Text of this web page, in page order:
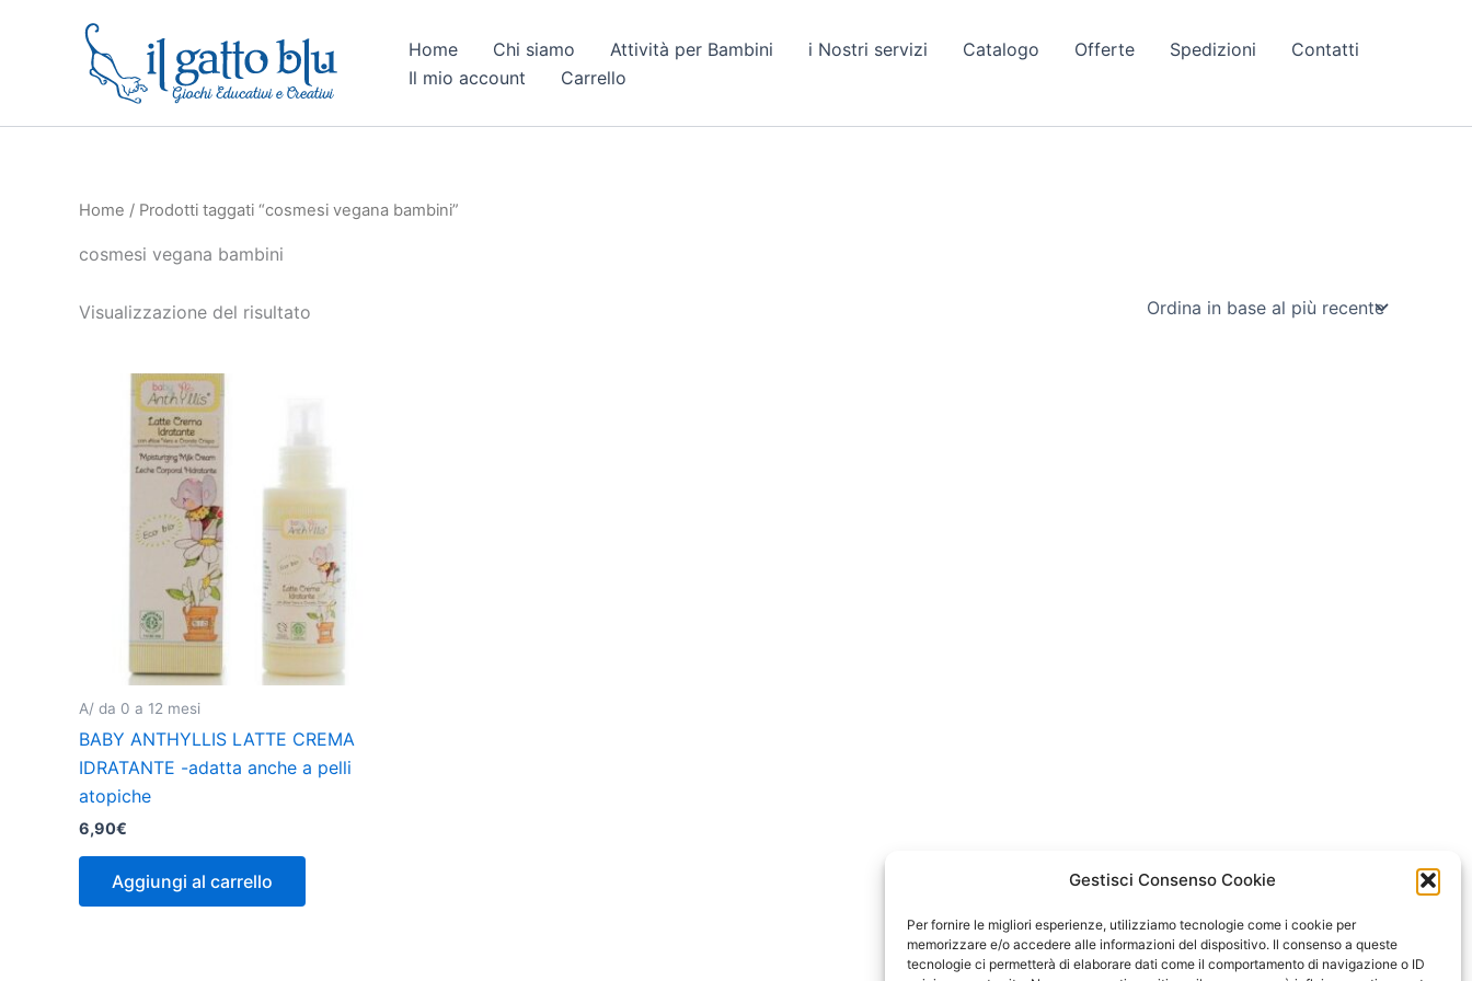
Gestisci Consenso Cookie
Per fornire le migliori esperienze, utilizziamo tecnologie come i cookie per
memorizzare e/o accedere alle informazioni del dispositivo. Il consenso a queste
tecnologie ci permetterà di elaborare dati come il comportamento di navigazione o ID
Home Chi siamo Attività per Bambini i Nostri servizi Catalogo Offerte Spedizioni
Contatti
Il mio account
Carrello
Home / Prodotti taggati “cosmesi vegana bambini”
cosmesi vegana bambini
Visualizzazione del risultato
A/ da 0 a 12 mesi
BABY ANTHYLLIS LATTE CREMA
IDRATANTE -adatta anche a pelli
atopiche
6,90€
Aggiungi al carrello